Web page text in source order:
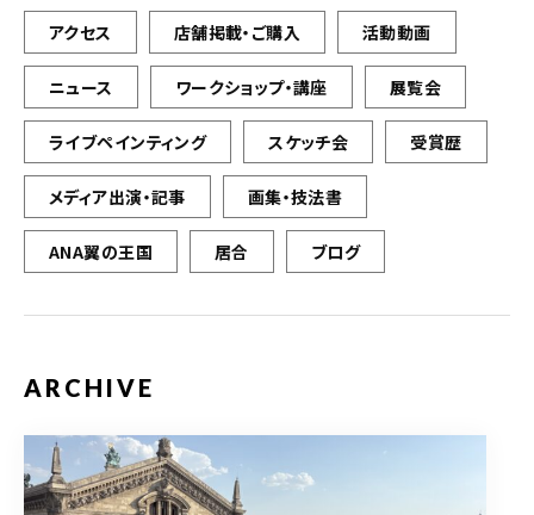
アクセス 店舗掲載・ご購入 活動動画
ニュース ワークショップ・講座 展覧会
ライブペインティング スケッチ会 受賞歴
メディア出演・記事 画集・技法書
ANA翼の王国 居合 ブログ
ARCHIVE